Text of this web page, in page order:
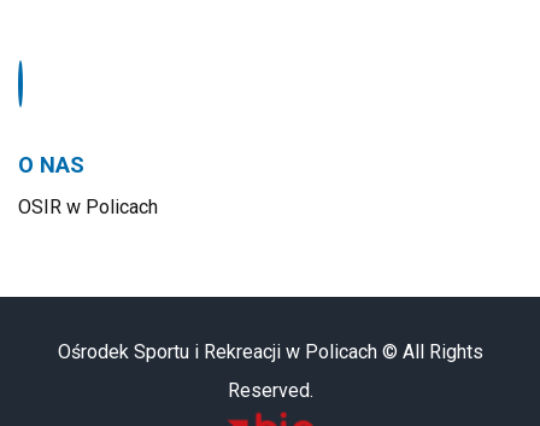
O NAS
OSIR w Policach
Ośrodek Sportu i Rekreacji w Policach © All Rights
Reserved.